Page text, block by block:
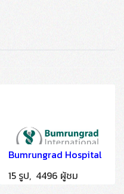
Bumrungrad Hospital
15 รูป, 4496 ผู้ชม